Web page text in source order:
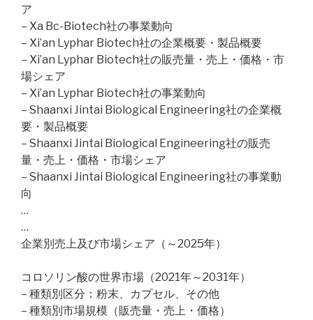
ア
– Xa Bc-Biotech社の事業動向
– Xi’an Lyphar Biotech社の企業概要・製品概要
– Xi’an Lyphar Biotech社の販売量・売上・価格・市
場シェア
– Xi’an Lyphar Biotech社の事業動向
– Shaanxi Jintai Biological Engineering社の企業概
要・製品概要
– Shaanxi Jintai Biological Engineering社の販売
量・売上・価格・市場シェア
– Shaanxi Jintai Biological Engineering社の事業動
向
…
…
企業別売上及び市場シェア（～2025年）
コロソリン酸の世界市場（2021年～2031年）
– 種類別区分：粉末、カプセル、その他
– 種類別市場規模（販売量・売上・価格）